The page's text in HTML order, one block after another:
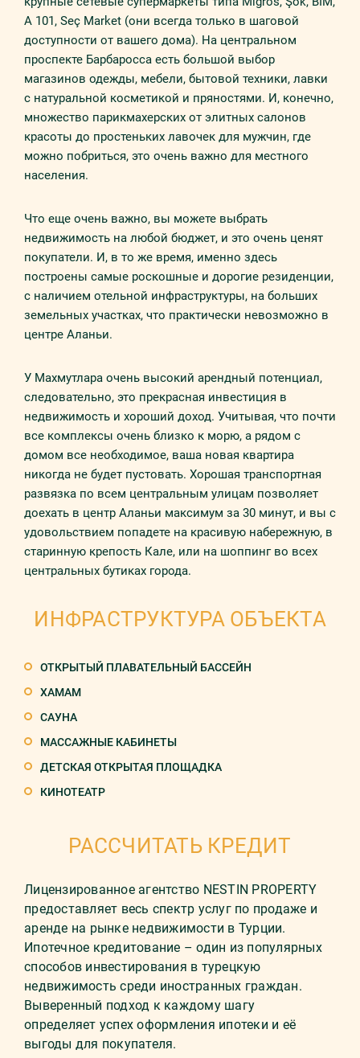
A 101, Seç Market (они всегда только в шаговой
доступности от вашего дома). На центральном
проспекте Барбаросса есть большой выбор
магазинов одежды, мебели, бытовой техники, лавки
с натуральной косметикой и пряностями. И, конечно,
множество парикмахерских от элитных салонов
красоты до простеньких лавочек для мужчин, где
можно побриться, это очень важно для местного
населения.
Что еще очень важно, вы можете выбрать
недвижимость на любой бюджет, и это очень ценят
покупатели. И, в то же время, именно здесь
построены самые роскошные и дорогие резиденции,
с наличием отельной инфраструктуры, на больших
земельных участках, что практически невозможно в
центре Аланьи.
У Махмутлара очень высокий арендный потенциал,
следовательно, это прекрасная инвестиция в
недвижимость и хороший доход. Учитывая, что почти
все комплексы очень близко к морю, а рядом с
домом все необходимое, ваша новая квартира
никогда не будет пустовать. Хорошая транспортная
развязка по всем центральным улицам позволяет
доехать в центр Аланьи максимум за 30 минут, и вы с
удовольствием попадете на красивую набережную, в
старинную крепость Кале, или на шоппинг во всех
центральных бутиках города.
ИНФРАСТРУКТУРА ОБЪЕКТА
ОТКРЫТЫЙ ПЛАВАТЕЛЬНЫЙ БАССЕЙН
ХАМАМ
САУНА
МАССАЖНЫЕ КАБИНЕТЫ
ДЕТСКАЯ ОТКРЫТАЯ ПЛОЩАДКА
КИНОТЕАТР
РАССЧИТАТЬ КРЕДИТ
Лицензированное агентство NESTIN PROPERTY
предоставляет весь спектр услуг по продаже и
аренде на рынке недвижимости в Турции.
Ипотечное кредитование – один из популярных
способов инвестирования в турецкую
недвижимость среди иностранных граждан.
Выверенный подход к каждому шагу
определяет успех оформления ипотеки и её
выгоды для покупателя.